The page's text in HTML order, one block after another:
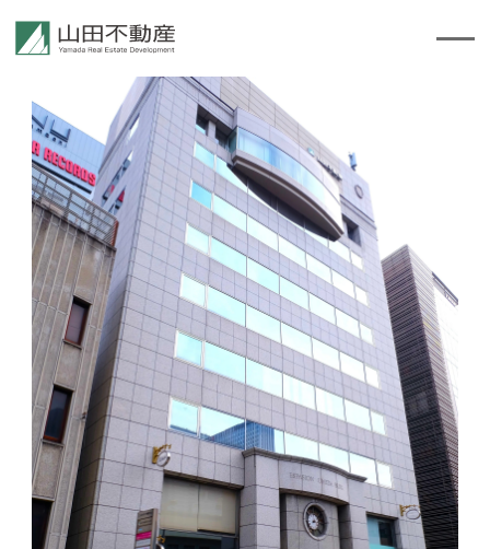
TOP
会社